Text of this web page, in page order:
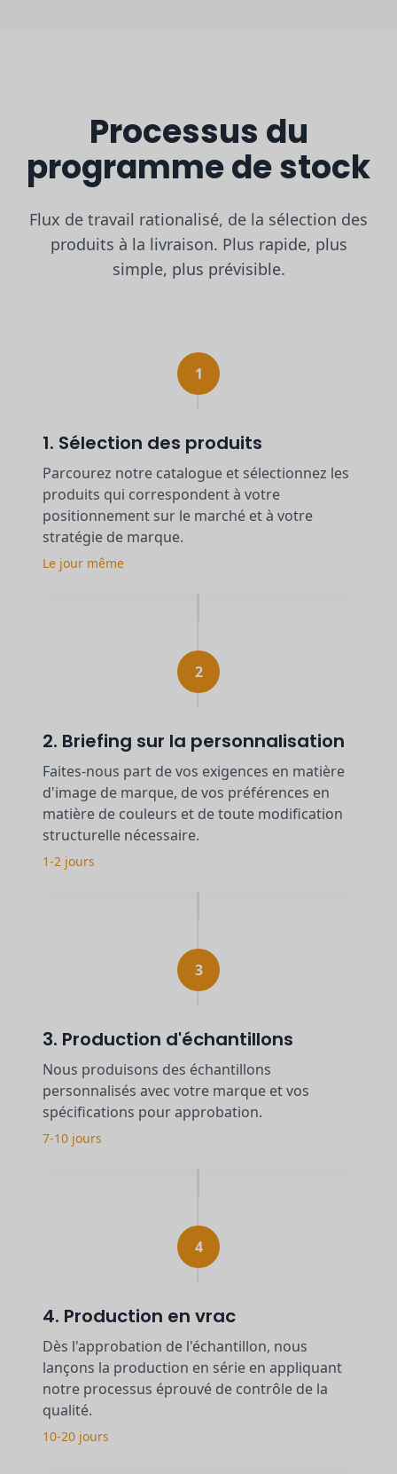
Processus du
programme de stock
Flux de travail rationalisé, de la sélection des
produits à la livraison. Plus rapide, plus
simple, plus prévisible.
1
1. Sélection des produits
Parcourez notre catalogue et sélectionnez les
produits qui correspondent à votre
positionnement sur le marché et à votre
stratégie de marque.
Le jour même
2
2. Briefing sur la personnalisation
Faites-nous part de vos exigences en matière
d'image de marque, de vos préférences en
matière de couleurs et de toute modification
structurelle nécessaire.
1-2 jours
3
3. Production d'échantillons
Nous produisons des échantillons
personnalisés avec votre marque et vos
spécifications pour approbation.
7-10 jours
4
4. Production en vrac
Dès l'approbation de l'échantillon, nous
lançons la production en série en appliquant
notre processus éprouvé de contrôle de la
qualité.
10-20 jours